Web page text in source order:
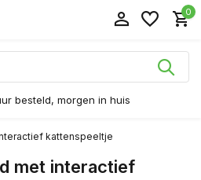
0
besteld, morgen in huis
kattenspeeltje
met interactief